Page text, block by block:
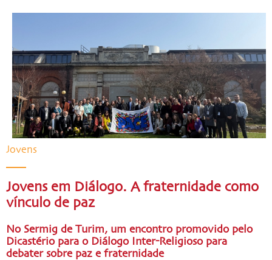
Jovens
Jovens em Diálogo. A fraternidade como
vínculo de paz
No Sermig de Turim, um encontro promovido pelo
Dicastério para o Diálogo Inter-Religioso para
debater sobre paz e fraternidade